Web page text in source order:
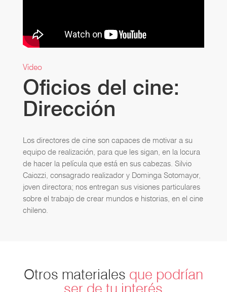
Video
Oficios del cine:
Dirección
Los directores de cine son capaces de motivar a su
equipo de realización, para que les sigan, en la locura
de hacer la película que está en sus cabezas. Silvio
Caiozzi, consagrado realizador y Dominga Sotomayor,
joven directora; nos entregan sus visiones particulares
sobre el trabajo de crear mundos e historias, en el cine
chileno.
Otros materiales que podrían
ser de tu interés